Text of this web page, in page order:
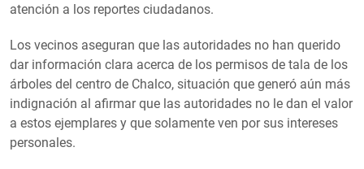
atención a los reportes ciudadanos.
Los vecinos aseguran que las autoridades no han querido
dar información clara acerca de los permisos de tala de los
árboles del centro de Chalco, situación que generó aún más
indignación al afirmar que las autoridades no le dan el valor
a estos ejemplares y que solamente ven por sus intereses
personales.